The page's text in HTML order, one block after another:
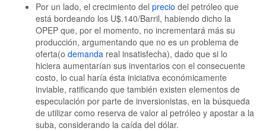
Por un lado, el crecimiento del precio del petróleo que
está bordeando los U$.140/Barril, habiendo dicho la
OPEP que, por el momento, no incrementará más su
producción, argumentando que no es un problema de
oferta(o demanda real insatisfecha), dado que si lo
hiciera aumentarían sus inventarios con el consecuente
costo, lo cual haría ésta iniciativa económicamente
inviable, ratificando que también existen elementos de
especulación por parte de inversionistas, en la búsqueda
de utilizar como reserva de valor al petróleo y apostar a la
suba, considerando la caída del dólar.